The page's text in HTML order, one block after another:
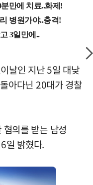
날인 지난 5일 대낮
아다닌 20대가 경찰
의를 받는 남성
일 밝혔다.